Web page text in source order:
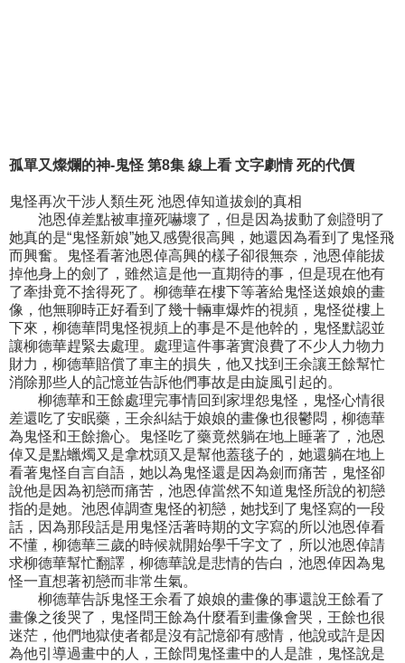
孤單又燦爛的神-鬼怪 第8集 線上看 文字劇情 死的代價
鬼怪再次干涉人類生死 池恩倬知道拔劍的真相
池恩倬差點被車撞死嚇壞了，但是因為拔動了劍證明了
她真的是“鬼怪新娘”她又感覺很高興，她還因為看到了鬼怪飛
而興奮。鬼怪看著池恩倬高興的樣子卻很無奈，池恩倬能拔
掉他身上的劍了，雖然這是他一直期待的事，但是現在他有
了牽掛竟不捨得死了。柳德華在樓下等著給鬼怪送娘娘的畫
像，他無聊時正好看到了幾十輛車爆炸的視頻，鬼怪從樓上
下來，柳德華問鬼怪視頻上的事是不是他幹的，鬼怪默認並
讓柳德華趕緊去處理。處理這件事著實浪費了不少人力物力
財力，柳德華賠償了車主的損失，他又找到王余讓王餘幫忙
消除那些人的記憶並告訴他們事故是由旋風引起的。
柳德華和王餘處理完事情回到家埋怨鬼怪，鬼怪心情很
差還吃了安眠藥，王余糾結于娘娘的畫像也很鬱悶，柳德華
為鬼怪和王餘擔心。鬼怪吃了藥竟然躺在地上睡著了，池恩
倬又是點蠟燭又是拿枕頭又是幫他蓋毯子的，她還躺在地上
看著鬼怪自言自語，她以為鬼怪還是因為劍而痛苦，鬼怪卻
說他是因為初戀而痛苦，池恩倬當然不知道鬼怪所說的初戀
指的是她。池恩倬調查鬼怪的初戀，她找到了鬼怪寫的一段
話，因為那段話是用鬼怪活著時期的文字寫的所以池恩倬看
不懂，柳德華三歲的時候就開始學千字文了，所以池恩倬請
求柳德華幫忙翻譯，柳德華說是悲情的告白，池恩倬因為鬼
怪一直想著初戀而非常生氣。
柳德華告訴鬼怪王余看了娘娘的畫像的事還說王餘看了
畫像之後哭了，鬼怪問王餘為什麼看到畫像會哭，王餘也很
迷茫，他們地獄使者都是沒有記憶卻有感情，他說或許是因
為他引導過畫中的人，王餘問鬼怪畫中的人是誰，鬼怪說是